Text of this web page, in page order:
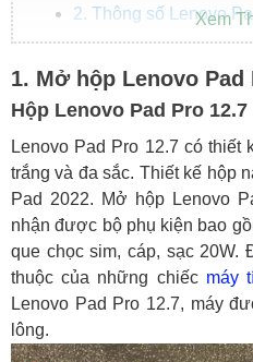
2. Thông số Lenovo
3. Lenovo Pad Pro
4. Kết luận
1. Mở hộp Lenovo Pad
Hộp Lenovo Pad Pro 12.7
Lenovo Pad Pro 12.7 có thiết
trắng và đa sắc. Thiết kế hộp
Pad 2022. Mở hộp Lenovo
nhận được bộ phụ kiện bao
que chọc sim, cáp, sạc 20W.
thuộc của những chiếc máy
Lenovo Pad Pro 12.7, máy
lông.